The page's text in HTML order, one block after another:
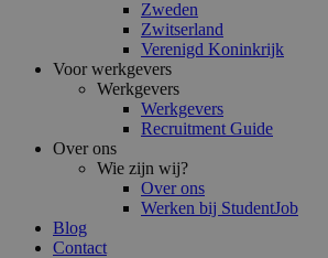
Zweden
Zwitserland
Verenigd Koninkrijk
Voor werkgevers
Werkgevers
Werkgevers
Recruitment Guide
Over ons
Wie zijn wij?
Over ons
Werken bij StudentJob
Blog
Contact